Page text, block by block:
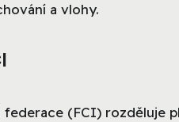
a vlohy.
(FCI) rozděluje